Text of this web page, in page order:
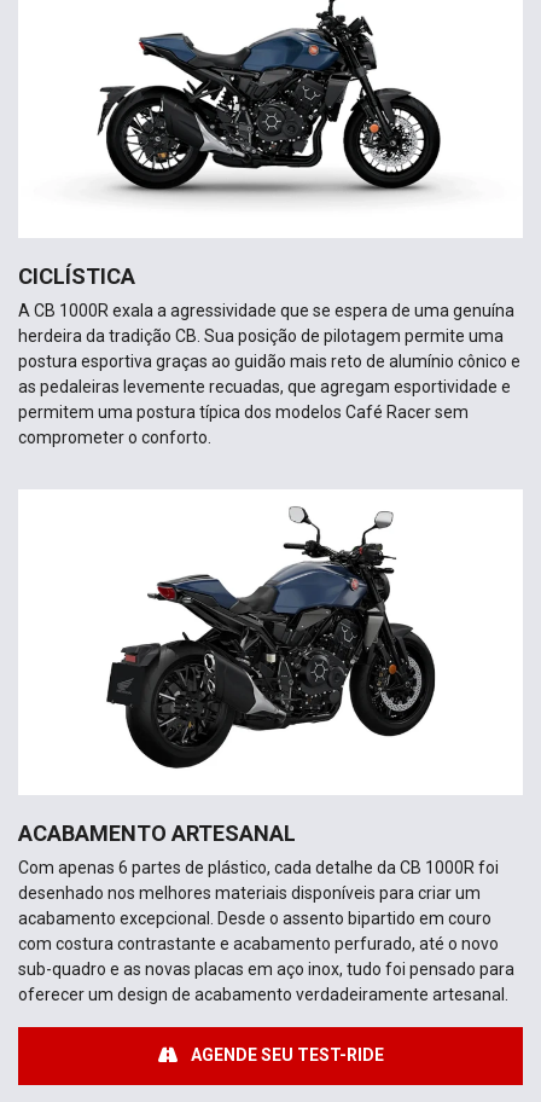
CICLÍSTICA
A CB 1000R exala a agressividade que se espera de uma genuína
herdeira da tradição CB. Sua posição de pilotagem permite uma
postura esportiva graças ao guidão mais reto de alumínio cônico e
as pedaleiras levemente recuadas, que agregam esportividade e
permitem uma postura típica dos modelos Café Racer sem
comprometer o conforto.
ACABAMENTO ARTESANAL
Com apenas 6 partes de plástico, cada detalhe da CB 1000R foi
desenhado nos melhores materiais disponíveis para criar um
acabamento excepcional. Desde o assento bipartido em couro
com costura contrastante e acabamento perfurado, até o novo
sub-quadro e as novas placas em aço inox, tudo foi pensado para
oferecer um design de acabamento verdadeiramente artesanal.
AGENDE SEU TEST-RIDE